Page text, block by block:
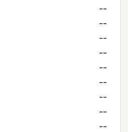
--
--
--
--
--
--
--
--
--